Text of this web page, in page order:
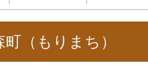
（もりまち）